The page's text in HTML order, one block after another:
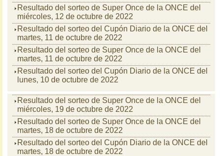
Resultado del sorteo de Super Once de la ONCE del
miércoles, 12 de octubre de 2022
Resultado del sorteo del Cupón Diario de la ONCE del
martes, 11 de octubre de 2022
Resultado del sorteo de Super Once de la ONCE del
martes, 11 de octubre de 2022
Resultado del sorteo del Cupón Diario de la ONCE del
lunes, 10 de octubre de 2022
Resultado del sorteo de Super Once de la ONCE del
miércoles, 19 de octubre de 2022
Resultado del sorteo de Super Once de la ONCE del
martes, 18 de octubre de 2022
Resultado del sorteo del Cupón Diario de la ONCE del
martes, 18 de octubre de 2022